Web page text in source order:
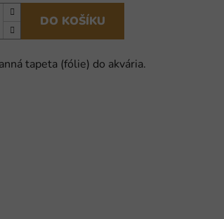
DO KOŠÍKU
tapeta (fólie) do akvária.